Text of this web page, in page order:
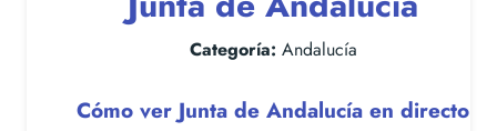
Categoría: Andalucía
Cómo ver Junta de Andalucía en directo